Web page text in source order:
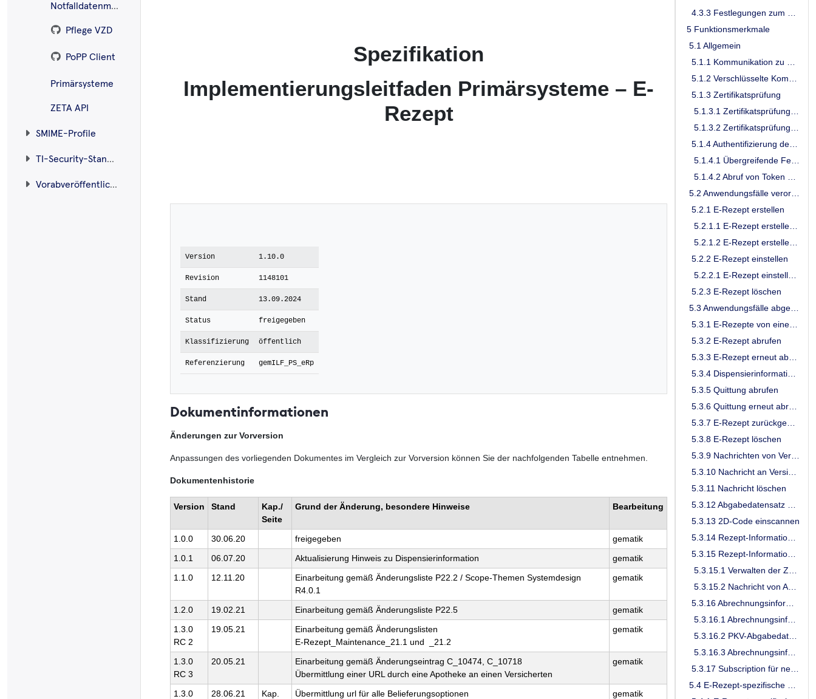
Notfalldatenmanagement (NFDM)
Pflege VZD
PoPP Client
Primärsysteme
ZETA API
SMIME-Profile
TI-Security-Standard
Vorabveröffentlichungen
5 Funktionsmerkmale
5.1 Allgemein
5.1.3 Zertifikatsprüfung
5.2.1 E-Rezept erstellen
5.2.2 E-Rezept einstellen
5.2.3 E-Rezept löschen
5.3.2 E-Rezept abrufen
5.3.5 Quittung abrufen
5.3.8 E-Rezept löschen
5.3.11 Nachricht löschen
5.3.13 2D-Code einscannen
Spezifikation
Implementierungsleitfaden Primärsysteme – E-
Rezept
Version 1.10.0
Revision 1148101
Stand 13.09.2024
Status freigegeben
Klassifizierung öffentlich
Referenzierung gemILF_PS_eRp
Dokumentinformationen
Änderungen zur Vorversion
Anpassungen des vorliegenden Dokumentes im Vergleich zur Vorversion können Sie der nachfolgenden Tabelle entnehmen.
Dokumentenhistorie
Version Stand
Kap./
Seite
Grund der Änderung, besondere Hinweise Bearbeitung
1.0.0 30.06.20 freigegeben
gematik
1.0.1
06.07.20 Aktualisierung Hinweis zu Dispensierinformation
gematik
1.1.0
12.11.20
Einarbeitung gemäß Änderungsliste P22.2 / Scope-Themen Systemdesign
R4.0.1
gematik
1.2.0 19.02.21 Einarbeitung gemäß Änderungsliste P22.5
gematik
1.3.0
RC 2
19.05.21
Einarbeitung gemäß Änderungslisten
E-Rezept_Maintenance_21.1 und _21.2
gematik
1.3.0
RC 3
20.05.21
Einarbeitung gemäß Änderungseintrag C_10474, C_10718
Übermittlung einer URL durch eine Apotheke an einen Versicherten
gematik
1.3.0
28.06.21
Kap.
Übermittlung url für alle Belieferungsoptionen
gematik